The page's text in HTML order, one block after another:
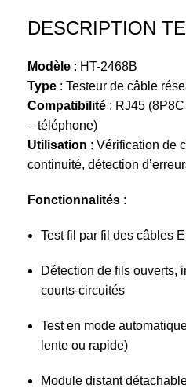
DESCRIPTION
Modèle : HT-2468B
Type : Testeur de câble
Compatibilité : RJ45
– téléphone)
Utilisation : Vérification de
continuité, détection
Fonctionnalités :
Test fil par fil des câbles
Détection de fils ouverts,
courts-circuités
Test en mode
lente ou rapide)
Module distant